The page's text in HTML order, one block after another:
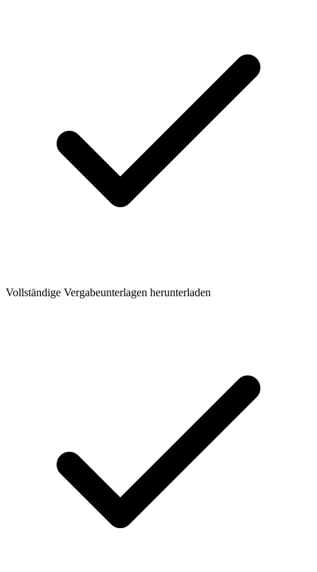
Vollständige Vergabeunterlagen herunterladen